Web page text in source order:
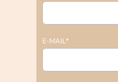
E-MAIL*